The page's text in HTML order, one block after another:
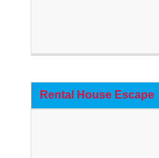
Rental House Escape